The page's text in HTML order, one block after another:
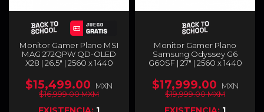
Monitor Gamer Plano MSI
MAG 272QPW QD-OLED
X28 | 26.5" | 2560 x 1440
Hz | 0.03 ms (GTG) |
FreeSync / G-Sync | HDMI
2.1 / DisplayPort 1.4a / USB-
C / Jack 3.5 mm | Blanco |
$15,499.00
MXN
$16,999.00 MXM
Monitor Gamer Plano
Samsung Odyssey G6
G60SF | 27" | 2560 x 1440
Hz | 0.03 ms (GTG) |
FreeSync / G-Sync / HDR |
HDMI 2.1 / DisplayPort 1.4 /
USB-A 3.2 Gen1 / Jack 3.5
$17,999.00
MXN
$19,999.00 MXM